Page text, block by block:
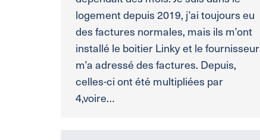
logement depuis 2019, j’ai toujours eu
des factures normales, mais ils m’ont
installé le boitier Linky et le fournisseur
m’a adressé des factures. Depuis,
celles-ci ont été multipliées par
4,voire…